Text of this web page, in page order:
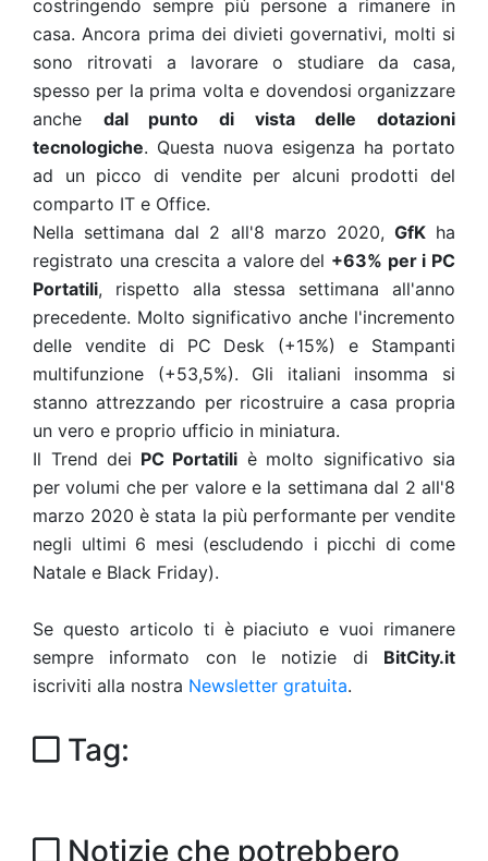
costringendo sempre più persone a rimanere in
casa. Ancora prima dei divieti governativi, molti si
sono ritrovati a lavorare o studiare da casa,
spesso per la prima volta e dovendosi organizzare
anche dal punto di vista delle dotazioni
tecnologiche. Questa nuova esigenza ha portato
ad un picco di vendite per alcuni prodotti del
comparto IT e Office.
Nella settimana dal 2 all'8 marzo 2020, GfKha
registrato una crescita a valore del +63% per i PC
Portatili, rispetto alla stessa settimana all'anno
precedente. Molto significativo anche l'incremento
delle vendite di PC Desk (+15%) e Stampanti
multifunzione (+53,5%). Gli italiani insomma si
stanno attrezzando per ricostruire a casa propria
un vero e proprio ufficio in miniatura.
Il Trend dei PC Portatili è molto significativo sia
per volumi che per valore e la settimana dal 2 all'8
marzo 2020 è stata la più performante per vendite
negli ultimi 6 mesi (escludendo i picchi di come
Natale e Black Friday).
Se questo articolo ti è piaciuto e vuoi rimanere
sempre informato con le notizie di BitCity.it
iscriviti alla nostra Newsletter gratuita.
Tag:
Notizie che potrebbero